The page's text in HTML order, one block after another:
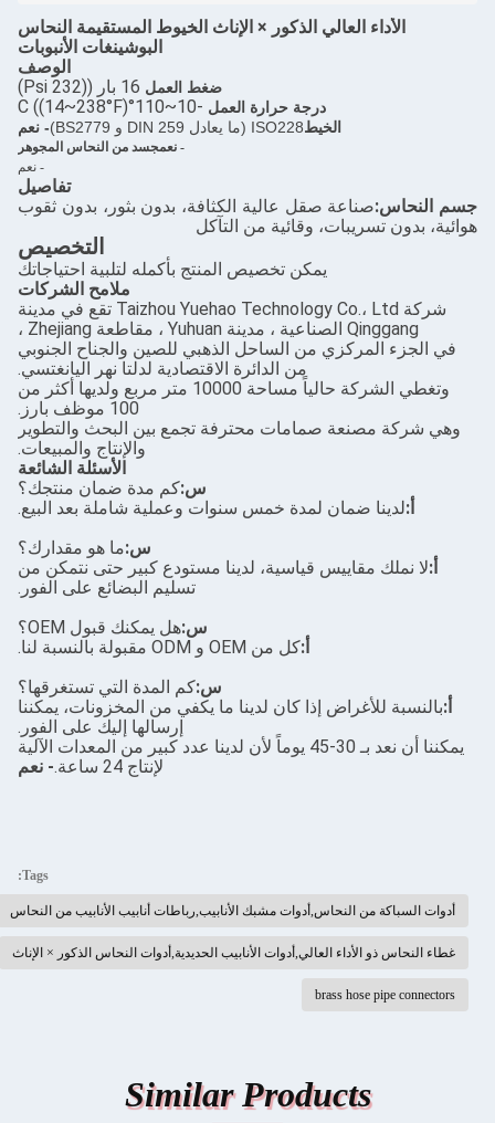
الأداء العالي الذكور × الإناث الخيوط المستقيمة النحاس
البوشينغات الأنبوبات
الوصف
ضغط العمل 16 بار ((232 Psi)
درجة حرارة العمل -10~110°C ((14~238°F)
الخيطISO228 (ما يعادل DIN 259 و BS2779) - نعم
- نعمجسد من النحاس المجوهر
- نعم
تفاصيل
جسم النحاس:صناعة صقل عالية الكثافة، بدون بثور، بدون ثقوب
هوائية، بدون تسريبات، وقائية من التآكل
التخصيص
يمكن تخصيص المنتج بأكمله لتلبية احتياجاتك
ملامح الشركات
شركة Taizhou Yuehao Technology Co.، Ltd تقع في مدينة
Qinggang الصناعية ، مدينة Yuhuan ، مقاطعة Zhejiang ،
في الجزء المركزي من الساحل الذهبي للصين والجناح الجنوبي
من الدائرة الاقتصادية لدلتا نهر اليانغتسي.
وتغطي الشركة حالياً مساحة 10000 متر مربع ولديها أكثر من
100 موظف بارز.
وهي شركة مصنعة صمامات محترفة تجمع بين البحث والتطوير
والإنتاج والمبيعات.
الأسئلة الشائعة
س:كم مدة ضمان منتجك؟
أ:لدينا ضمان لمدة خمس سنوات وعملية شاملة بعد البيع.
س:ما هو مقدارك؟
أ:لا نملك مقاييس قياسية، لدينا مستودع كبير حتى نتمكن من
تسليم البضائع على الفور.
س:هل يمكنك قبول OEM؟
أ:كل من OEM و ODM مقبولة بالنسبة لنا.
س:كم المدة التي تستغرقها؟
أ:بالنسبة للأغراض إذا كان لدينا ما يكفي من المخزونات، يمكننا
إرسالها إليك على الفور.
يمكننا أن نعد بـ 30-45 يوماً لأن لدينا عدد كبير من المعدات الآلية
لإنتاج 24 ساعة.
- نعم
Tags:
أدوات السباكة من النحاس,أدوات مشبك الأنابيب,رباطات أنابيب الأنابيب من النحاس
غطاء النحاس ذو الأداء العالي,أدوات الأنابيب الحديدية,أدوات النحاس الذكور × الإناث
brass hose pipe connectors
Similar Products